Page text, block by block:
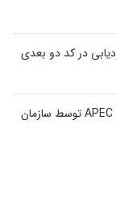
در کد دو بعدی
تسهیل اجرای طرح آزمایشی زنجیره تأمین سازمان APEC توسط سازمان